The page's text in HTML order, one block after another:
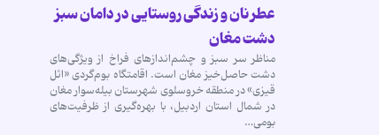
عطر نان و زندگی روستایی در دامان سبز
دشت مغان
مناظر سر سبز و چشم‌اندازهای فراخ از ویژگی‌های
دشت حاصل‌خیز مغان است. اقامتگاه بوم‌گردی «ائل
قیزی» در منطقه خروسلوی شهرستان بیله‌سوار مغان
در شمال استان اردبیل، با بهره‌گیری از ظرفیت‌های
بومی…